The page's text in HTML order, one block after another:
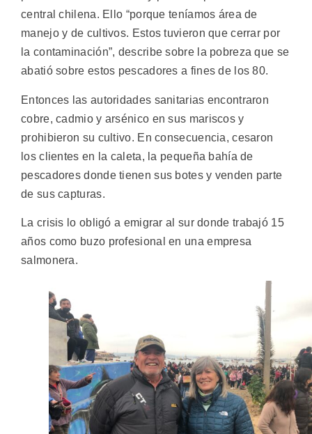
central chilena. Ello “porque teníamos área de
manejo y de cultivos. Estos tuvieron que cerrar por
la contaminación”, describe sobre la pobreza que se
abatió sobre estos pescadores a fines de los 80.
Entonces las autoridades sanitarias encontraron
cobre, cadmio y arsénico en sus mariscos y
prohibieron su cultivo. En consecuencia, cesaron
los clientes en la caleta, la pequeña bahía de
pescadores donde tienen sus botes y venden parte
de sus capturas.
La crisis lo obligó a emigrar al sur donde trabajó 15
años como buzo profesional en una empresa
salmonera.